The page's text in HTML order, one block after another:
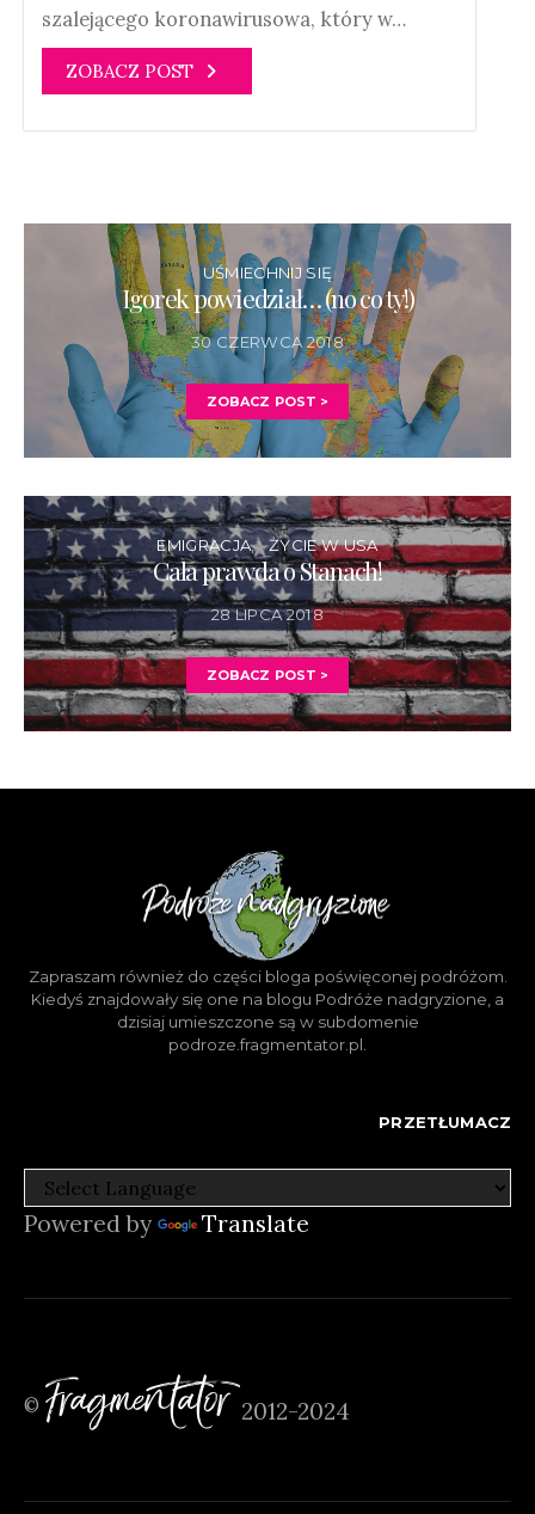
szalejącego koronawirusowa, który w…
ZOBACZ POST
UŚMIECHNIJ SIĘ
Igorek powiedział… (no co ty!)
30 CZERWCA 2018
ZOBACZ POST >
EMIGRACJA ŻYCIE W USA
Cała prawda o Stanach!
28 LIPCA 2018
ZOBACZ POST >
Zapraszam również do części bloga poświęconej podróżom.
Kiedyś znajdowały się one na blogu Podróże nadgryzione, a
dzisiaj umieszczone są w subdomenie
podroze.fragmentator.pl.
PRZETŁUMACZ
Powered by Translate
© Fragmentator 2012-2024